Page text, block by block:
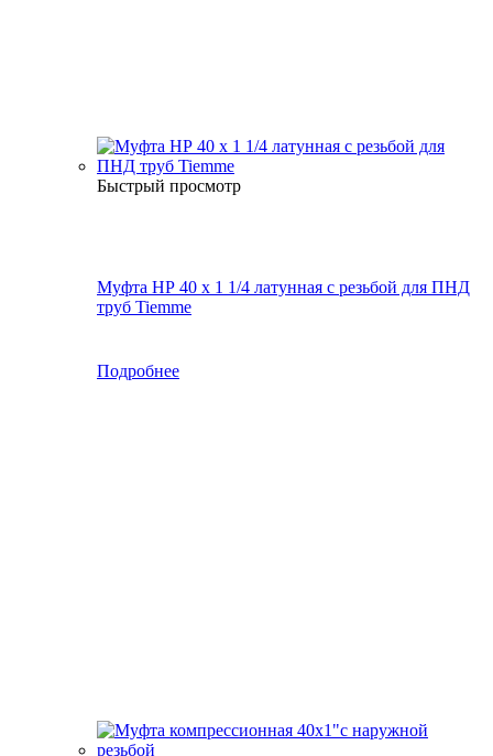
Быстрый просмотр
Муфта НР 40 х 1 1/4 латунная с резьбой для ПНД
труб Tiemme
Подробнее